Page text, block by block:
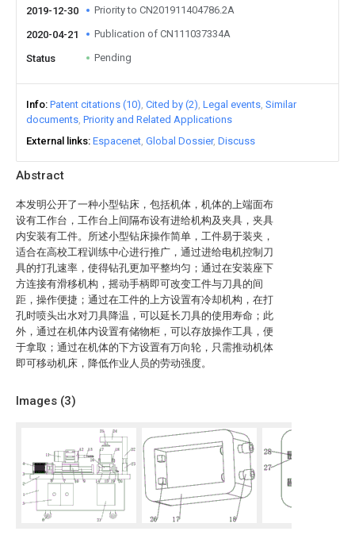
Abstract
本发明公开了一种小型钻床，包括机体，机体的上端面布
设有工作台，工作台上间隔布设有进给机构及夹具，夹具
内安装有工件。所述小型钻床操作简单，工件易于装夹，
适合在高校工程训练中心进行推广，通过进给电机控制刀
具的打孔速率，使得钻孔更加平整均匀；通过在安装座下
方连接有滑移机构，摇动手柄即可改变工件与刀具的间
距，操作便捷；通过在工件的上方设置有冷却机构，在打
孔时喷头出水对刀具降温，可以延长刀具的使用寿命；此
外，通过在机体内设置有储物柜，可以存放操作工具，便
于拿取；通过在机体的下方设置有万向轮，只需推动机体
即可移动机床，降低作业人员的劳动强度。
Images (3)
2019-12-30 Priority to CN201911404786.2A
2020-04-21 Publication of CN111037334A
Status Pending
Info Patent citations (10) Cited by (2) Legal events Similar
documents Priority and Related Applications
External links Espacenet Global Dossier Discuss